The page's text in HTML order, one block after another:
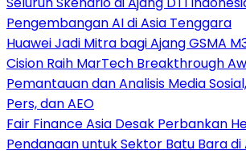
Pengembangan AI di Asia Tenggara
Huawei Jadi Mitra bagi Ajang GSMA
Cision Raih MarTech Breakthrough
Pemantauan dan Analisis Media
Pers, dan AEO
Fair Finance Asia Desak Perbankan
Pendanaan untuk Sektor Batu Bara di